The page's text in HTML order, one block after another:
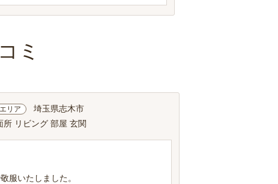
ミ
リア 埼玉県志木市
所 リビング 部屋 玄関
服いたしました。